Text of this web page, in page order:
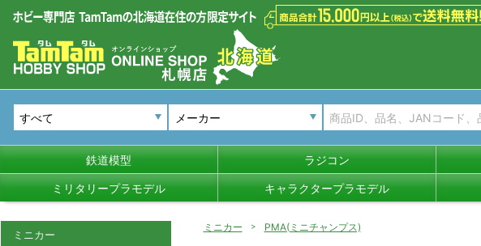
メーカー
鉄道模型 ラジコン
ミリタリープラモデル キャラクタープラモデル
ミニカー PMA(ミニチャンプス)
ミニカー